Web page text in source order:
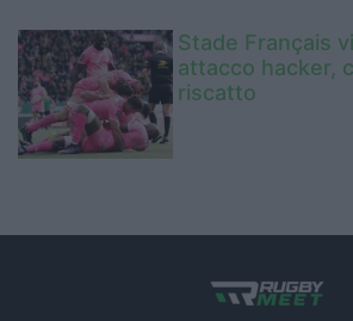
Stade Français
attacco hacker,
riscatto